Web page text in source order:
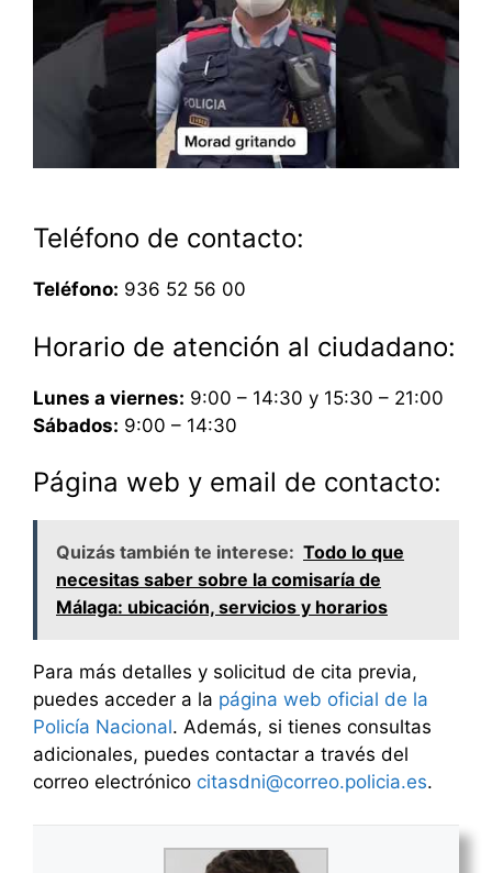
Teléfono de contacto:
Teléfono: 936 52 56 00
Horario de atención al ciudadano:
Lunes a viernes: 9:00 – 14:30 y 15:30 – 21:00
Sábados: 9:00 – 14:30
Página web y email de contacto:
Quizás también te interese: Todo lo que
necesitas saber sobre la comisaría de
Málaga: ubicación, servicios y horarios
Para más detalles y solicitud de cita previa,
puedes acceder a la página web oficial de la
Policía Nacional. Además, si tienes consultas
adicionales, puedes contactar a través del
correo electrónico citasdni@correo.policia.es.